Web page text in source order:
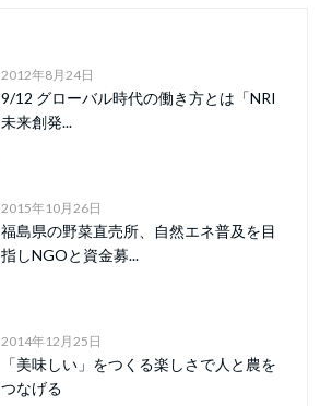
2012年8月24日
9/12 グローバル時代の働き方とは「NRI
未来創発...
2015年10月26日
福島県の野菜直売所、自然エネ普及を目
指しNGOと資金募...
2014年12月25日
「美味しい」をつくる楽しさで人と農を
つなげる